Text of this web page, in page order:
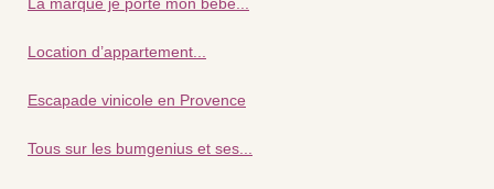
Location d’appartement...
Escapade vinicole en Provence
Tous sur les bumgenius et ses...